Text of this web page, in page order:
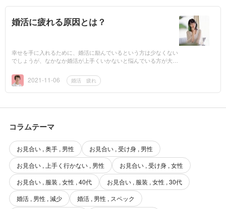
婚活に疲れる原因とは？
幸せを手に入れるために、婚活に励んでいるという方は少なくない
でしょうが、なかなか婚活が上手くいかないと悩んでいる方が大勢
両親や親せきな...
2021-11-06 婚活 疲れ
コラムテーマ
お見合い , 奥手 , 男性
お見合い , 受け身 , 男性
お見合い , 上手く行かない , 男性
お見合い , 受け身 , 女性
お見合い , 服装 , 女性 , 40代
お見合い , 服装 , 女性 , 30代
婚活 , 男性 , 減少
婚活 , 男性 , スペック